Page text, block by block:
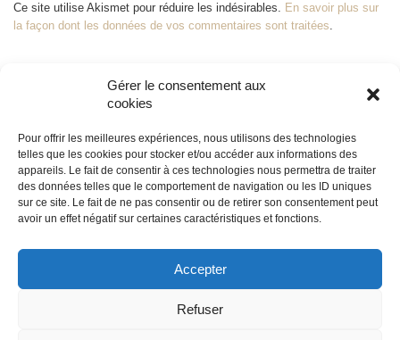
Gérer le consentement aux
cookies
Pour offrir les meilleures expériences, nous utilisons des technologies
telles que les cookies pour stocker et/ou accéder aux informations des
appareils. Le fait de consentir à ces technologies nous permettra de traiter
des données telles que le comportement de navigation ou les ID uniques
sur ce site. Le fait de ne pas consentir ou de retirer son consentement peut
avoir un effet négatif sur certaines caractéristiques et fonctions.
Accepter
Refuser
Ce site utilise Akismet pour réduire les indésirables. En savoir plus sur
la façon dont les données de vos commentaires sont traitées.
© édile
Mentions légales